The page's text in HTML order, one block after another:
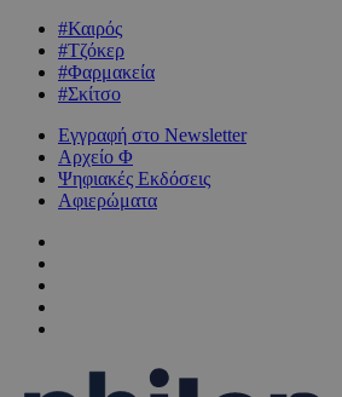
#Καιρός
#Τζόκερ
#Φαρμακεία
#Σκίτσο
Εγγραφή στο Newsletter
Αρχείο Φ
Ψηφιακές Εκδόσεις
Αφιερώματα